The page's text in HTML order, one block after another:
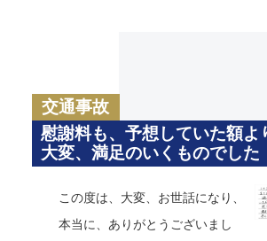
交通事故
慰謝料も、予想していた額よ
大変、満足のいくものでした
この度は、大変、お世話になり、
本当に、ありがとうございまし